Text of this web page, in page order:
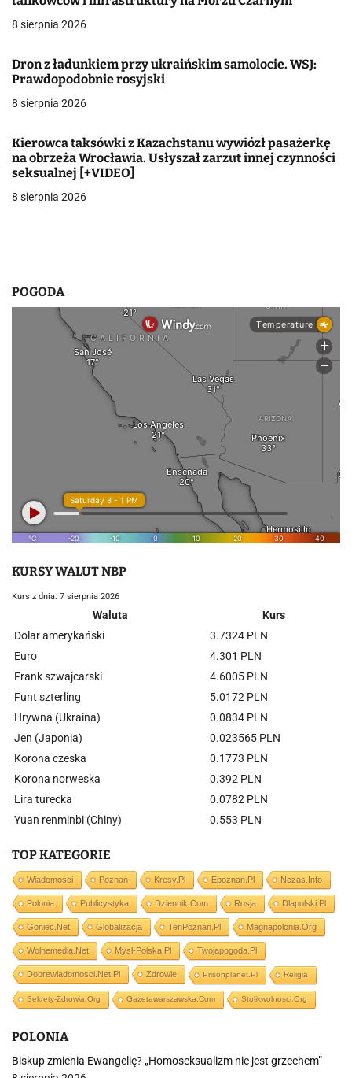
c
a
w
i
s
8 sierpnia 2026
Dron z ładunkiem przy ukraińskim samolocie. WSJ:
Prawdopodobnie rosyjski
8 sierpnia 2026
Kierowca taksówki z Kazachstanu wywiózł pasażerkę
na obrzeża Wrocławia. Usłyszał zarzut innej czynności
seksualnej [+VIDEO]
8 sierpnia 2026
POGODA
KURSY WALUT NBP
Kurs z dnia: 7 sierpnia 2026
Waluta
Kurs
Dolar amerykański
3.7324 PLN
Euro
4.301 PLN
Frank szwajcarski
4.6005 PLN
Funt szterling
5.0172 PLN
Hrywna (Ukraina)
0.0834 PLN
Jen (Japonia)
0.023565 PLN
Korona czeska
0.1773 PLN
Korona norweska
0.392 PLN
Lira turecka
0.0782 PLN
Yuan renminbi (Chiny)
0.553 PLN
TOP KATEGORIE
Wiadomości Poznań Kresy.pl Epoznan.pl Nczas.info
Polonia Publicystyka Dziennik.com Rosja Dlapolski.pl
Goniec.net Globalizacja TenPoznan.pl Magnapolonia.org
Wolnemedia.net Mysl-Polska.pl Twojapogoda.pl
Dobrewiadomosci.net.pl Zdrowie Prisonplanet.pl Religia
Sekrety-Zdrowia.org Gazetawarszawska.com Stolikwolnosci.org
POLONIA
Biskup zmienia Ewangelię? „Homoseksualizm nie jest grzechem”